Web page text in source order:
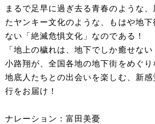
まるで足早に過ぎ去る青春のような
たヤンキー文化のような、もはや地下
ない「絶滅危惧文化」なのである！
「地上の穢れは、地下でしか癒せな
小路翔が、全国各地の地下街をめぐ
地底人たちとの出会いを楽しむ、新
行をお届け！
ナレーション：富田美憂